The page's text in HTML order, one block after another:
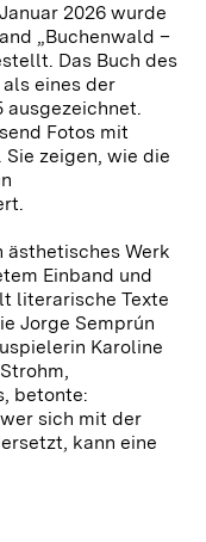
2026 wurde
„Buchenwald –
Das Buch des
eines der
ausgezeichnet.
Fotos mit
zeigen, wie die
ästhetisches Werk
Einband und
literarische Texte
Jorge Semprún
Karoline
betonte:
sich mit der
kann eine